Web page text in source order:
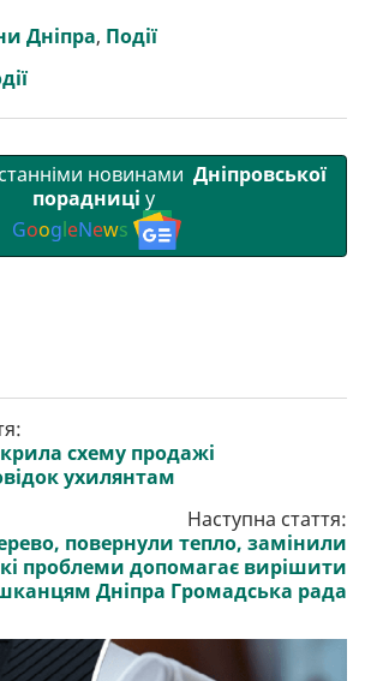
l g
r
s
A
r
Дніпра, Події
новинами Дніпровської
порадниці у
GoogleNews
схему продажі
ухилянтам
Наступна стаття:
повернули тепло, замінили
проблеми допомагає вирішити
Дніпра Громадська рада